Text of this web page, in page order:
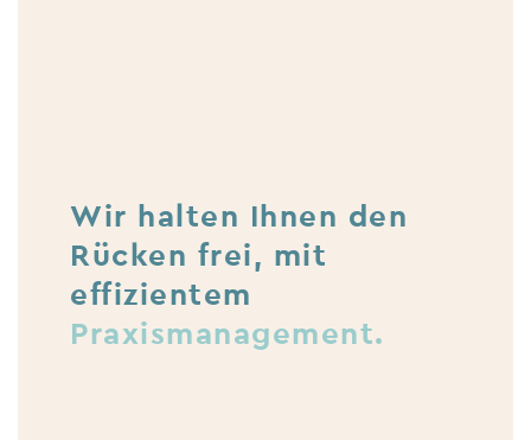
Wir halten Ihnen den
Rücken frei, mit
effizientem
Praxismanagement.